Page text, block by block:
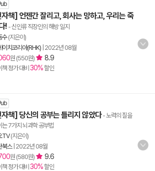
책] 언젠간 잘리고, 회사는 망하고, 우리는 죽
! - 신인류 직장인의 해방 일지
수(지은이)
이치코리아(RHK) 2022년 08월
원 (550원) 8.9
책 정가 대비 30%할인
책] 당신의 공부는 틀리지 않았다- 노력의 질을
는 7가지 뇌과학 공부법
TV(지은이)
북스| 2022년 08월
원 (580원) 9.6
책 정가 대비 30%할인